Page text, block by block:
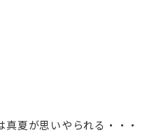
夏が思いやられる・・・